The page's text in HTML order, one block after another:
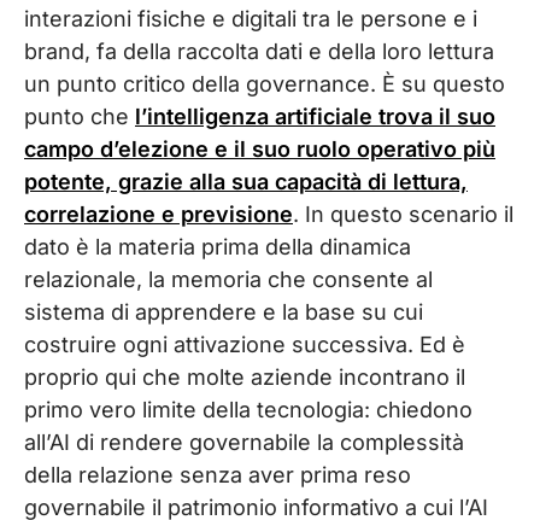
interazioni fisiche e digitali tra le persone e i
brand, fa della raccolta dati e della loro lettura
un punto critico della governance. È su questo
punto che l’intelligenza artificiale trova il suo
campo d’elezione e il suo ruolo operativo più
potente, grazie alla sua capacità di lettura,
correlazione e previsione. In questo scenario il
dato è la materia prima della dinamica
relazionale, la memoria che consente al
sistema di apprendere e la base su cui
costruire ogni attivazione successiva. Ed è
proprio qui che molte aziende incontrano il
primo vero limite della tecnologia: chiedono
all’AI di rendere governabile la complessità
della relazione senza aver prima reso
governabile il patrimonio informativo a cui l’AI